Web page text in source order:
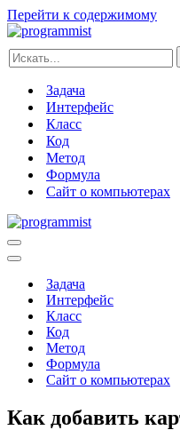
Перейти к содержимому
Искать...
Задача
Интерфейс
Класс
Код
Метод
Формула
Сайт о компьютерах
Меню
навигации
Меню
навигацииЗадача
Интерфейс
Класс
Код
Метод
Формула
Сайт о компьютерах
Как добавить